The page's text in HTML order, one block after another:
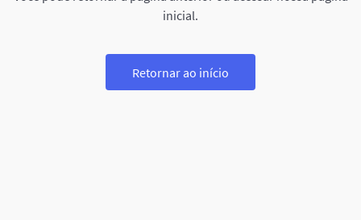
inicial.
Retornar ao início